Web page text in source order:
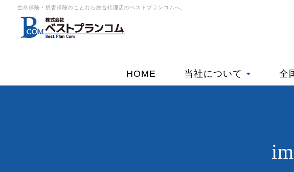
生命保険・損害保険のことなら総合代理店のベストプランコムへ。
HOME 当社について 全